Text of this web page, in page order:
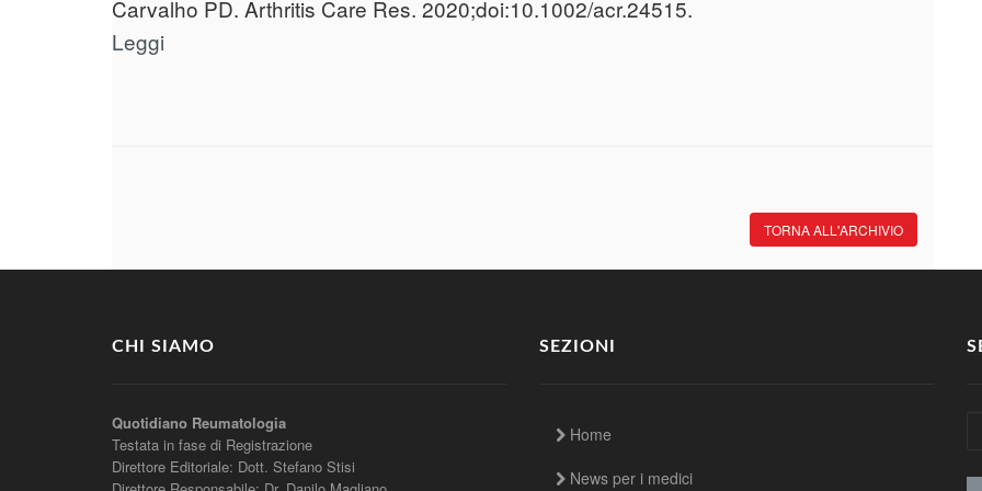
Carvalho PD. Arthritis Care Res. 2020;doi:10.1002/acr.24515.
Leggi
TORNA ALL'ARCHIVIO
CHI SIAMO
Quotidiano Reumatologia
Testata in fase di Registrazione
Direttore Editoriale: Dott. Stefano Stisi
SEZIONI
Home
News per i medici